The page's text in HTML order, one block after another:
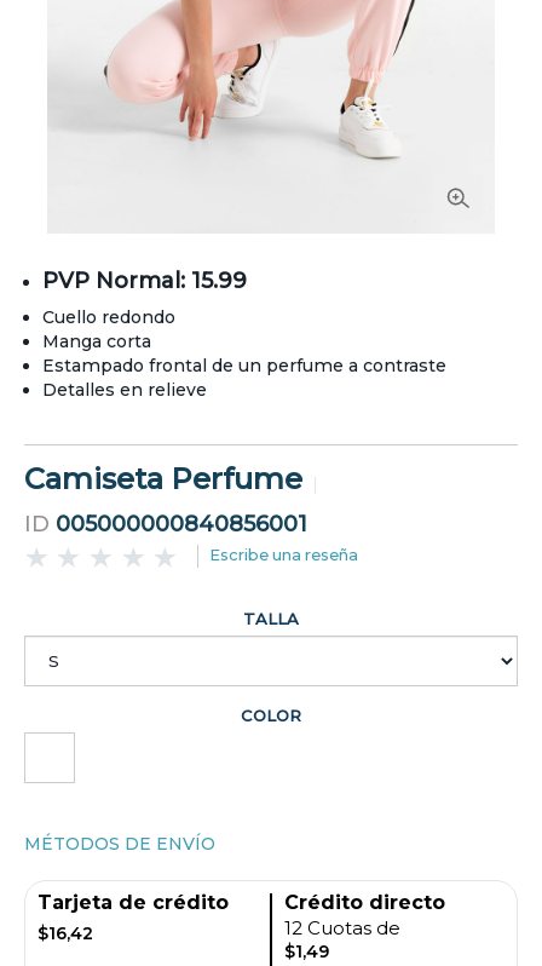
PVP Normal: 15.99
Cuello redondo
Manga corta
Estampado frontal de un perfume a contraste
Detalles en relieve
Camiseta Perfume
ID 005000000840856001
Escribe una reseña
TALLA
COLOR
MÉTODOS DE ENVÍO
Tarjeta de crédito
$16,42
Crédito directo
12 Cuotas de
$1,49